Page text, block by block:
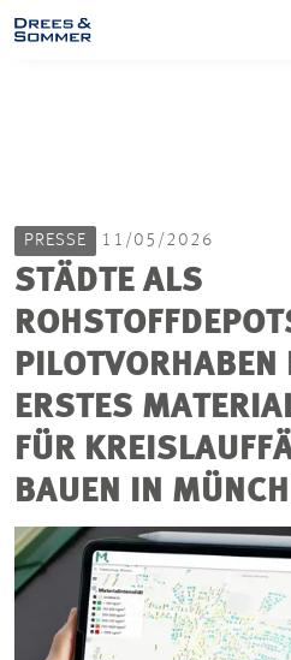
IM
PRESSE 11/05/2026
STÄDTE ALS
PILOTVORHABEN
ERSTES
FÜR
BAUEN IN